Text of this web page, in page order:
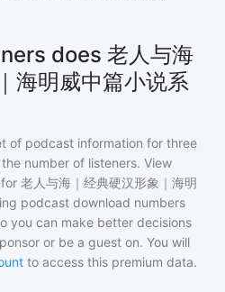
does 老人与海
海明威中篇小说系
of podcast information for three
number of listeners. View
老人与海｜经典硬汉形象｜海明
podcast download numbers
you can make better decisions
or be a guest on. You will
to access this premium data.